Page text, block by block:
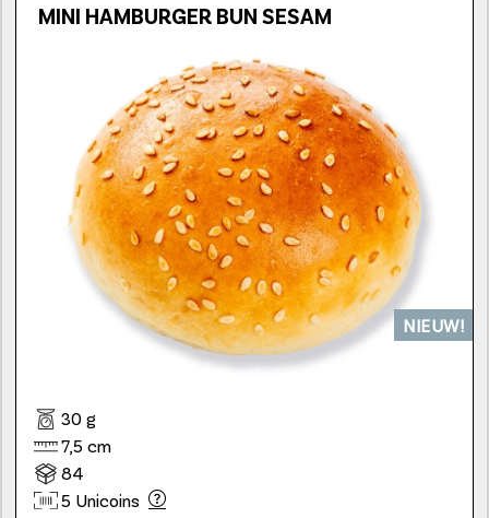
MINI HAMBURGER BUN SESAM
NIEUW!
30 g
7,5 cm
84
5 Unicoins